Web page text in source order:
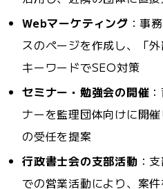
Webマーケティング ：事
スのページを作成し、「
キーワードでSEO対策
セミナー・勉強会の開催
ナーを監理団体向けに開
の受任を提案
行政書士会の支部活動 ：
での営業活動により、案